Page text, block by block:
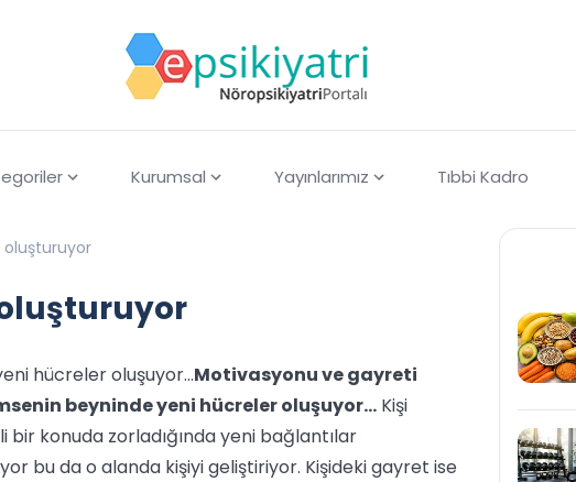
Kurumsal Yayınlarımız Tıbbi Kadro
hücreler oluşuyor…Motivasyonu ve gayreti
beyninde yeni hücreler oluşuyor… Kişi
bir konuda zorladığında yeni bağlantılar
bu da o alanda kişiyi geliştiriyor. Kişideki gayret ise